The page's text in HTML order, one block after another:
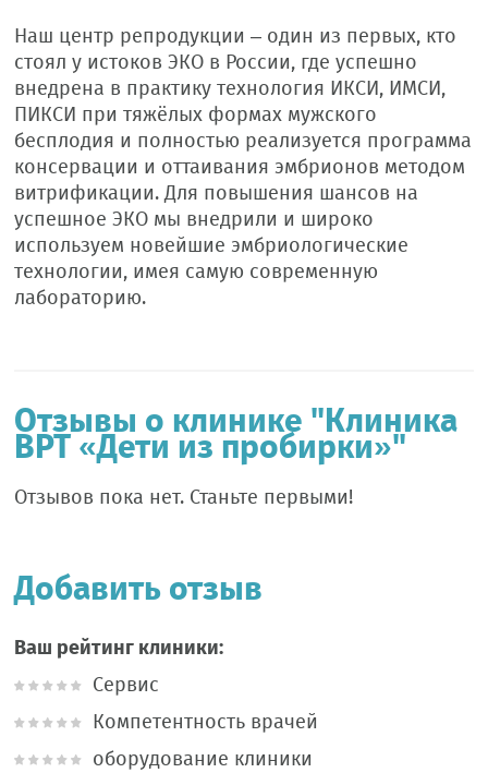
Наш центр репродукции – один из первых, кто
стоял у истоков ЭКО в России, где успешно
внедрена в практику технология ИКСИ, ИМСИ,
ПИКСИ при тяжёлых формах мужского
бесплодия и полностью реализуется программа
консервации и оттаивания эмбрионов методом
витрификации. Для повышения шансов на
успешное ЭКО мы внедрили и широко
используем новейшие эмбриологические
технологии, имея самую современную
лабораторию.
Отзывы о клинике "Клиника
ВРТ «Дети из пробирки»"
Отзывов пока нет. Станьте первыми!
Добавить отзыв
Ваш рейтинг клиники:
Сервис
Компетентность врачей
оборудование клиники